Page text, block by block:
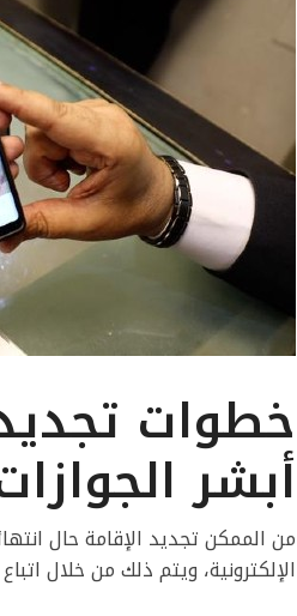
خطوات
أبشر
من الممكن تجديد الإقامة حال
الإلكترونية، ويتم ذلك من خلال